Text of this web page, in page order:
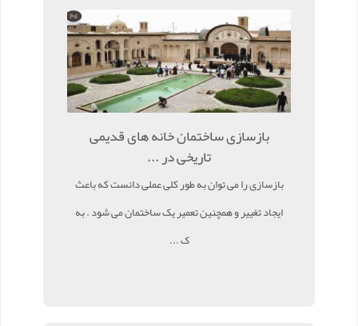
بازسازی ساختمان خانه های قدیمی
تاریخی در ...
بازسازی را می توان به طور کلی عملی دانست که باعث
ایجاد تغییر و همچنین تعمیر یک ساختمان می شود . به
ک ...